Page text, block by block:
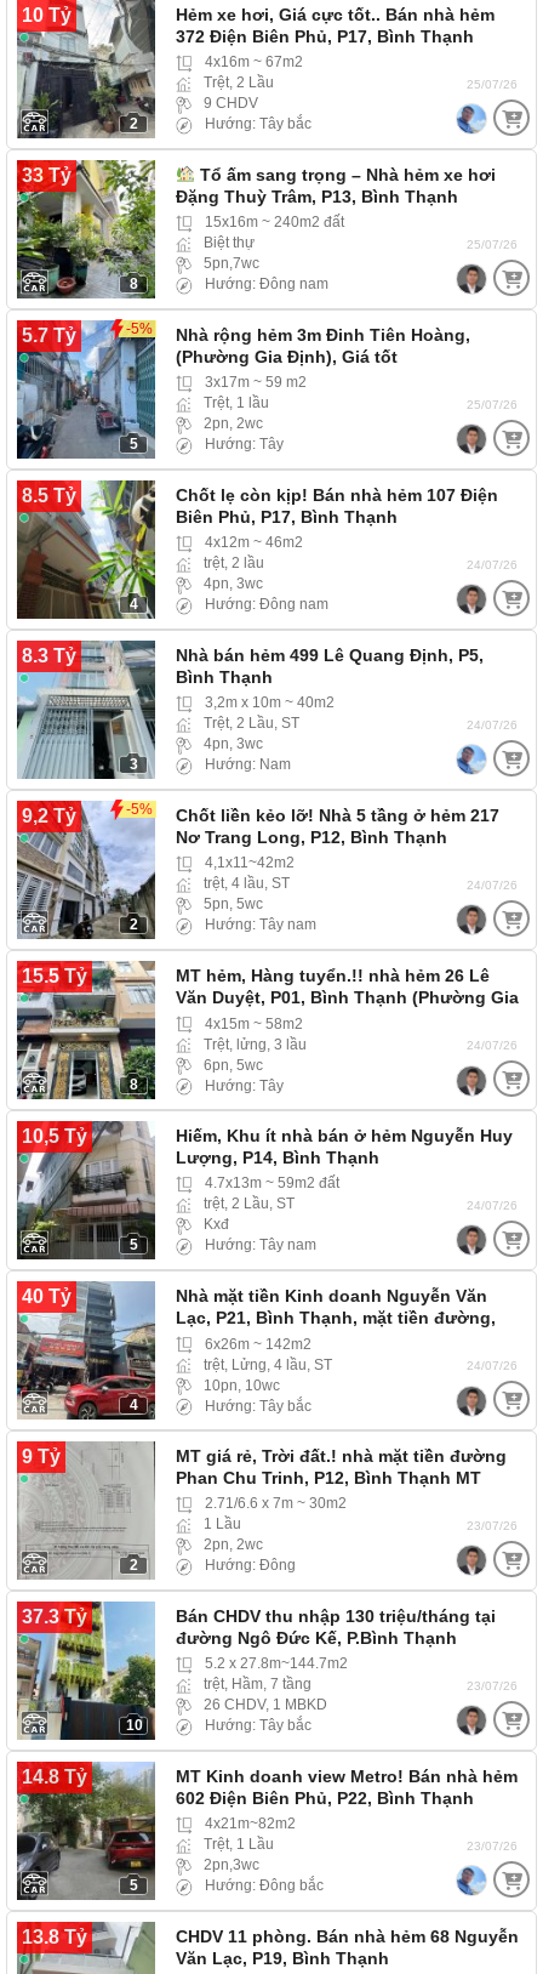
10 Tỷ
2
Hẻm xe hơi, Giá cực tốt.. Bán nhà hẻm
372 Điện Biên Phủ, P17, Bình Thạnh
4x16m ~ 67m2
Trệt, 2 Lầu
9 CHDV
Hướng: Tây bắc
25/07/26
33 Tỷ
8
Tổ ấm sang trọng – Nhà hẻm xe hơi
Đặng Thuỳ Trâm, P13, Bình Thạnh
15x16m ~ 240m2 đất
Biệt thự
5pn,7wc
Hướng: Đông nam
25/07/26
5.7 Tỷ -5%
5
Nhà rộng hẻm 3m Đinh Tiên Hoàng,
(Phường Gia Định), Giá tốt
3x17m ~ 59 m2
Trệt, 1 lầu
2pn, 2wc
Hướng: Tây
25/07/26
8.5 Tỷ
4
Chốt lẹ còn kịp! Bán nhà hẻm 107 Điện
Biên Phủ, P17, Bình Thạnh
4x12m ~ 46m2
trệt, 2 lầu
4pn, 3wc
Hướng: Đông nam
24/07/26
8.3 Tỷ
3
Nhà bán hẻm 499 Lê Quang Định, P5,
Bình Thạnh
3,2m x 10m ~ 40m2
Trệt, 2 Lầu, ST
4pn, 3wc
Hướng: Nam
24/07/26
9,2 Tỷ -5%
2
Chốt liền kẻo lỡ! Nhà 5 tầng ở hẻm 217
Nơ Trang Long, P12, Bình Thạnh
4,1x11~42m2
trệt, 4 lầu, ST
5pn, 5wc
Hướng: Tây nam
24/07/26
15.5 Tỷ
8
MT hẻm, Hàng tuyển.!! nhà hẻm 26 Lê
Văn Duyệt, P01, Bình Thạnh (Phường Gia
Định)4x15m ~ 58m2
Trệt, lửng, 3 lầu
6pn, 5wc
Hướng: Tây
24/07/26
10,5 Tỷ
5
Hiếm, Khu ít nhà bán ở hẻm Nguyễn Huy
Lượng, P14, Bình Thạnh
4.7x13m ~ 59m2 đất
trệt, 2 Lầu, ST
Kxđ
Hướng: Tây nam
24/07/26
40 Tỷ
4
Nhà mặt tiền Kinh doanh Nguyễn Văn
Lạc, P21, Bình Thạnh, mặt tiền đường,
đầu tư có…
6x26m ~ 142m2
trệt, Lửng, 4 lầu, ST
10pn, 10wc
Hướng: Tây bắc
24/07/26
9 Tỷ
2
MT giá rẻ, Trời đất.! nhà mặt tiền đường
Phan Chu Trinh, P12, Bình Thạnh MT
2.71/6.6 x 7m ~ 30m2
1 Lầu
2pn, 2wc
Hướng: Đông
23/07/26
37.3 Tỷ
10
Bán CHDV thu nhập 130 triệu/tháng tại
đường Ngô Đức Kế, P.Bình Thạnh
5.2 x 27.8m~144.7m2
trệt, Hầm, 7 tầng
26 CHDV, 1 MBKD
Hướng: Tây bắc
23/07/26
14.8 Tỷ
5
MT Kinh doanh view Metro! Bán nhà hẻm
602 Điện Biên Phủ, P22, Bình Thạnh
4x21m~82m2
Trệt, 1 Lầu
2pn,3wc
Hướng: Đông bắc
23/07/26
13.8 Tỷ
CHDV 11 phòng. Bán nhà hẻm 68 Nguyễn
Văn Lạc, P19, Bình Thạnh